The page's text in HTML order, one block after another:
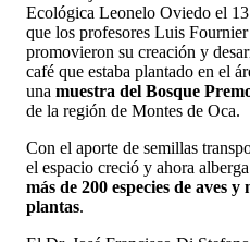
Ecológica Leonelo Oviedo el
que los profesores Luis
promovieron su creación y
café que estaba plantado en el
una muestra del Bosque
de la región de Montes de Oca.
Con el aporte de semillas
el espacio creció y ahora
más de 200 especies de aves y
plantas.